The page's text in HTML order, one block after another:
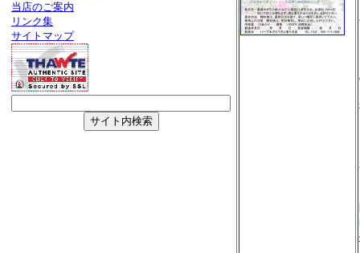
当店のご案内
リンク集
サイトマップ